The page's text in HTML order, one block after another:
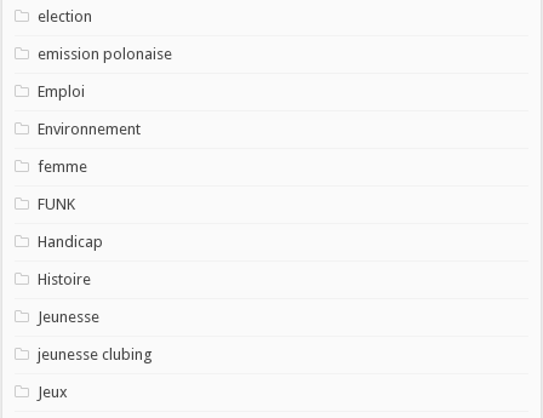
election
emission polonaise
Emploi
Environnement
femme
FUNK
Handicap
Histoire
Jeunesse
jeunesse clubing
Jeux